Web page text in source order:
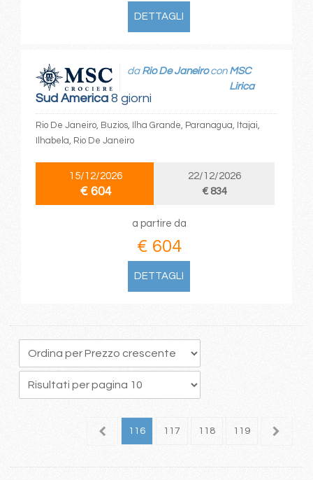
DETTAGLI
Sud America8 giorni
da Rio De Janeirocon MSC
Lirica
Rio De Janeiro, Buzios, Ilha Grande, Paranagua, Itajai,
Ilhabela, Rio De Janeiro
15/12/2026
€ 604
22/12/2026
€ 834
a partire da
€ 604
DETTAGLI
115 116 117 118 119 120